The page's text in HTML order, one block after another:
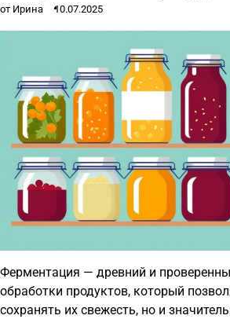
от Ирина 10.07.2025
Ферментация — древний и
обработки продуктов, который
сохранять их свежесть, но и